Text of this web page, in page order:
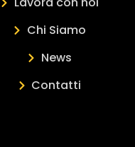
Chi Siamo
News
Contatti